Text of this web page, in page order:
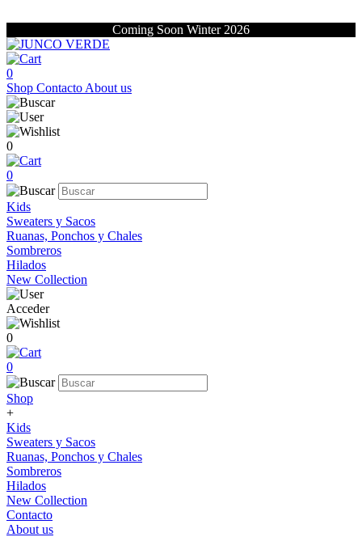
Coming Soon Winter 2026
0
Shop Contacto About us
0
0
Kids
Sweaters y Sacos
Ruanas, Ponchos y Chales
Sombreros
Hilados
New Collection
Acceder
0
0
Shop
+
Kids
Sweaters y Sacos
Ruanas, Ponchos y Chales
Sombreros
Hilados
New Collection
Contacto
About us